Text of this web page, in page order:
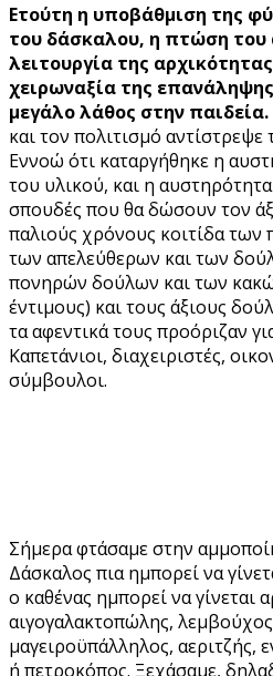
Ετούτη η υποβάθμιση της
του δάσκαλου, η πτώση του
λειτουργία της
χειρωναξία της
μεγάλο λάθος στην παιδεία.
και τον πολιτισμό
Εννοώ ότι καταργήθηκε η
του υλικού, και η
σπουδές που θα δώσουν τον
παλιούς χρόνους κοιτίδα των
των απελεύθερων και των
πονηρών δούλων και των
έντιμους) και τους άξιους
τα αφεντικά τους προόριζαν
Καπετάνιοι, διαχειριστές,
σύμβουλοι.
Σήμερα φτάσαμε στην
Δάσκαλος πια ημπορεί να
ο καθένας ημπορεί να γίνεται
αιγογαλακτοπώλης,
μαγειροϋπάλληλος, αεριτζής,
ή πετροκόπος. Ξεχάσαμε,